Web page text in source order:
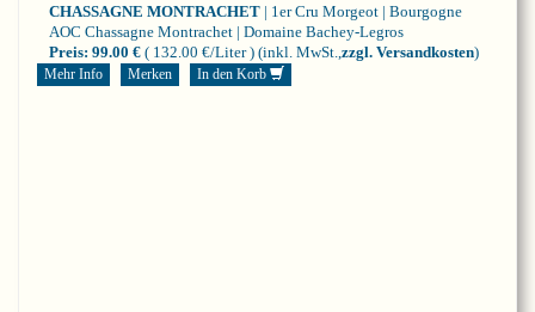
CHASSAGNE MONTRACHET | 1er Cru Morgeot | Bourgogne
AOC Chassagne Montrachet | Domaine Bachey-Legros
Preis: 99.00 € ( 132.00 €/Liter ) (inkl. MwSt., zzgl. Versandkosten)
Mehr Info Merken In den Korb